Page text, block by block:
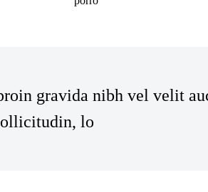
gravida nibh vel velit
lo